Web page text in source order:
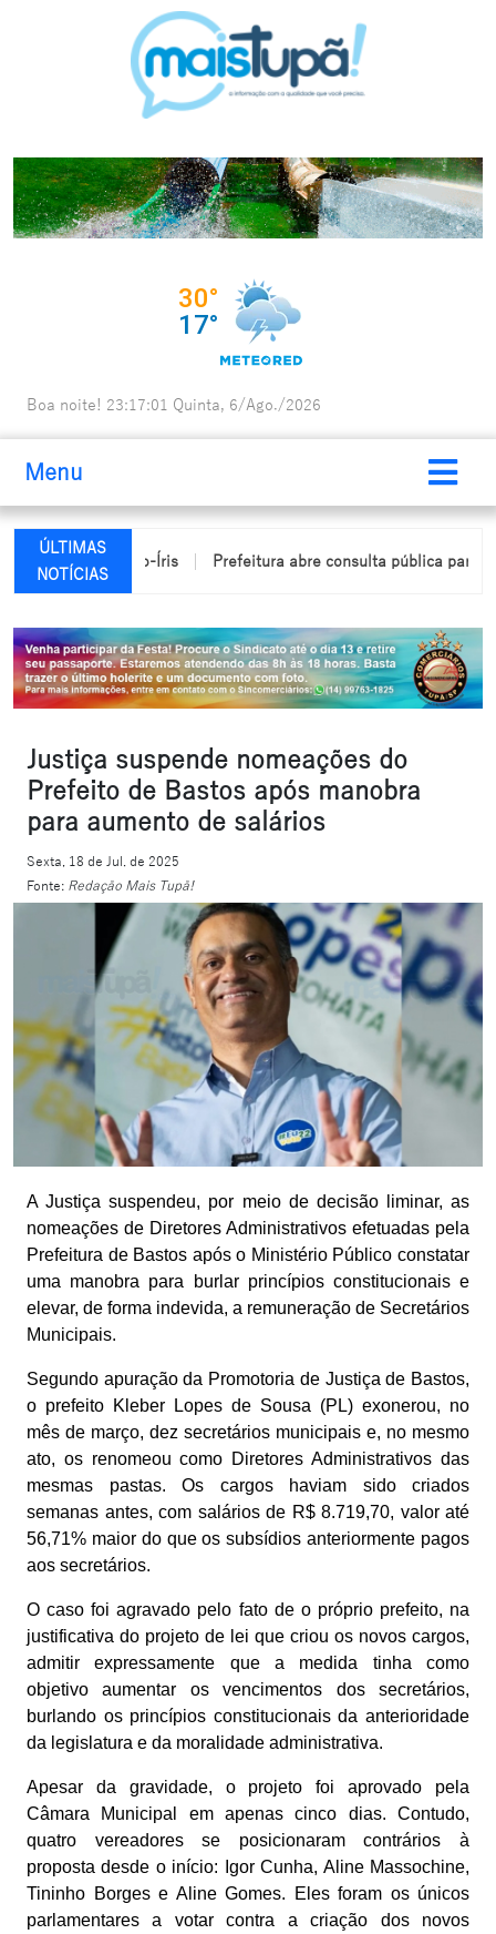
Boa noite! 23:17:03 Quinta, 6/Ago./2026
Menu
ÚLTIMAS
NOTÍCIAS
em Arco-Íris Prefeitura abre consulta pública para
Justiça suspende nomeações do
Prefeito de Bastos após manobra
para aumento de salários
Sexta, 18 de Jul. de 2025
Fonte: Redação Mais Tupã!
A Justiça suspendeu, por meio de decisão liminar, as
nomeações de Diretores Administrativos efetuadas pela
Prefeitura de Bastos após o Ministério Público constatar
uma manobra para burlar princípios constitucionais e
elevar, de forma indevida, a remuneração de Secretários
Municipais.
Segundo apuração da Promotoria de Justiça de Bastos,
o prefeito Kleber Lopes de Sousa (PL) exonerou, no
mês de março, dez secretários municipais e, no mesmo
ato, os renomeou como Diretores Administrativos das
mesmas pastas. Os cargos haviam sido criados
semanas antes, com salários de R$ 8.719,70, valor até
56,71% maior do que os subsídios anteriormente pagos
aos secretários.
O caso foi agravado pelo fato de o próprio prefeito, na
justificativa do projeto de lei que criou os novos cargos,
admitir expressamente que a medida tinha como
objetivo aumentar os vencimentos dos secretários,
burlando os princípios constitucionais da anterioridade
da legislatura e da moralidade administrativa.
Apesar da gravidade, o projeto foi aprovado pela
Câmara Municipal em apenas cinco dias. Contudo,
quatro vereadores se posicionaram contrários à
proposta desde o início: Igor Cunha, Aline Massochine,
Tininho Borges e Aline Gomes. Eles foram os únicos
parlamentares a votar contra a criação dos novos